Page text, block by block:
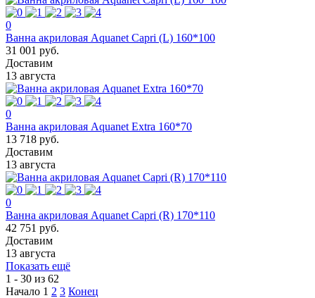
0
Ванна акриловая Aquanet Capri (L) 160*100
31 001 руб.
Доставим
13 августа
0
Ванна акриловая Aquanet Extra 160*70
13 718 руб.
Доставим
13 августа
0
Ванна акриловая Aquanet Capri (R) 170*110
42 751 руб.
Доставим
13 августа
Показать ещё
1 - 30 из 62
Начало 1 2 3 Конец